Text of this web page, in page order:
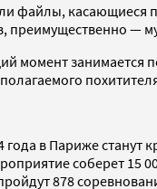
файлы, касающиеся
преимущественно —
момент занимается
в Париже
соберет 15
878